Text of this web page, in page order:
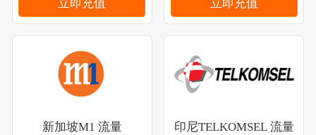
新加坡M1 流量
印尼TELKOMSEL 流量